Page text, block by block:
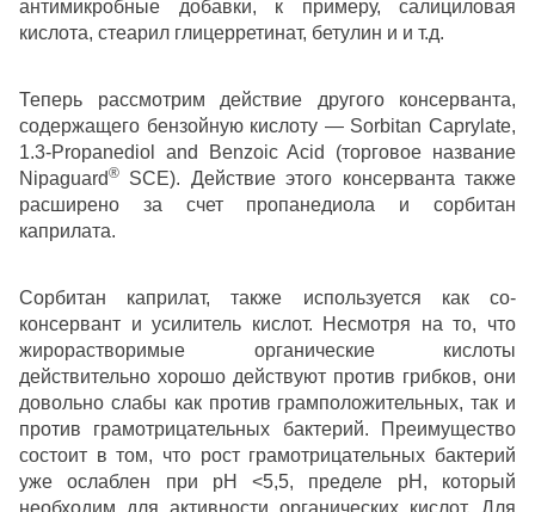
антимикробные добавки, к примеру, салициловая
кислота, стеарил глицерретинат, бетулин и и т.д.
Теперь рассмотрим действие другого консерванта,
содержащего бензойную кислоту — Sorbitan Caprylate,
1.3-Propanediol and Benzoic Acid (торговое название
Nipaguard®
SCE). Действие этого консерванта также
расширено за счет пропанедиола и сорбитан
каприлата.
Сорбитан каприлат, также используется как со-
консервант и усилитель кислот. Несмотря на то, что
жирорастворимые органические кислоты
действительно хорошо действуют против грибков, они
довольно слабы как против грамположительных, так и
против грамотрицательных бактерий. Преимущество
состоит в том, что рост грамотрицательных бактерий
уже ослаблен при рН <5,5, пределе рН, который